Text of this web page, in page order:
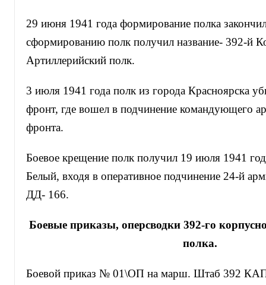
29 июня 1941 года формирование полка
сформированию полк получил название- 392-й
Артиллерийский полк.
3 июля 1941 года полк из города Красноярска
фронт, где вошел в подчинение командующего
фронта.
Боевое крещение полк получил 19 июля 1941
Белый, входя в оперативное подчинение 24-й
ДД- 166.
Боевые приказы, оперсводки 392-го
полка.
Боевой приказ № 01\ОП на марш. Штаб 392